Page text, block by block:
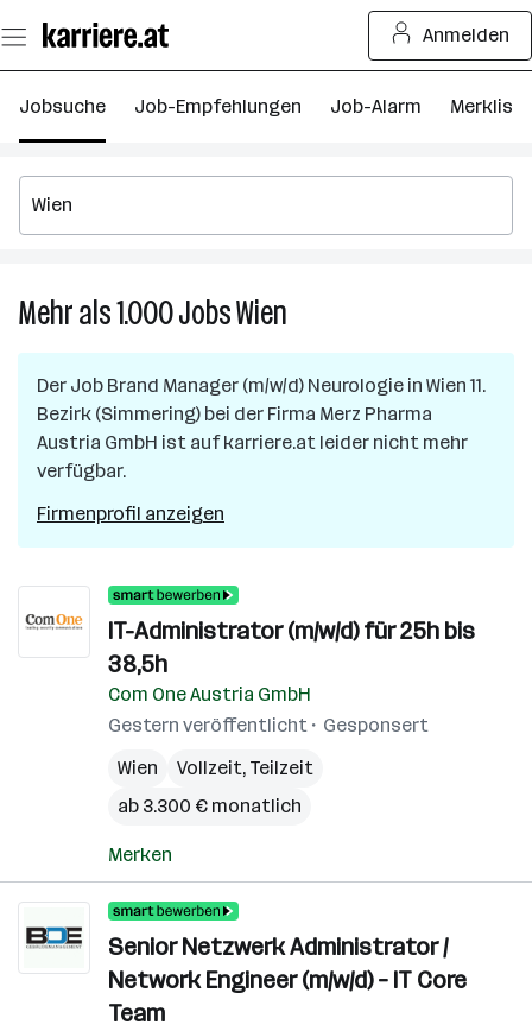
Seiteninhalt
springen
Anmelden
Jobsuche Job-Empfehlungen Job-Alarm Merkliste
Mehr als 1.000JobsWien
Jobs
in
Wien
Der Job Brand Manager (m/w/d) Neurologie in Wien 11.
Bezirk (Simmering) bei der Firma Merz Pharma
Austria GmbH ist auf karriere.at leider nicht mehr
verfügbar.
Firmenprofil anzeigen
IT-Administrator (m/w/d) für 25h bis
38,5h
Com One Austria GmbH
Gestern veröffentlicht
Gesponsert
Wien
Vollzeit, Teilzeit
ab 3.300 € monatlich
Merken
Senior Netzwerk Administrator /
Network Engineer (m/w/d) – IT Core
Team